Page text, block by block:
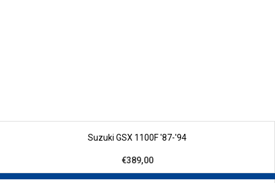
Suzuki GSX 1100F '87-'94
€389,00